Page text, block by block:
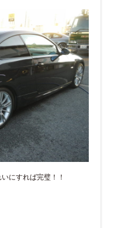
にすれば完璧！！